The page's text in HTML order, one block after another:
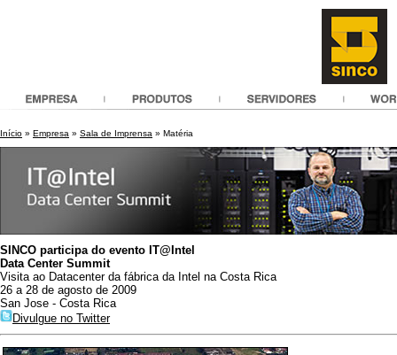
Início » Empresa » Sala de Imprensa » Matéria
SINCO participa do evento IT@Intel
Data Center Summit
Visita ao Datacenter da fábrica da Intel na Costa Rica
26 a 28 de agosto de 2009
San Jose - Costa Rica
Divulgue no Twitter